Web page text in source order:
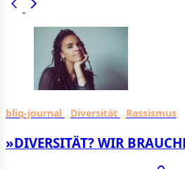
bliq-journal Diversität Rassismus
»DIVERSITÄT? WIR